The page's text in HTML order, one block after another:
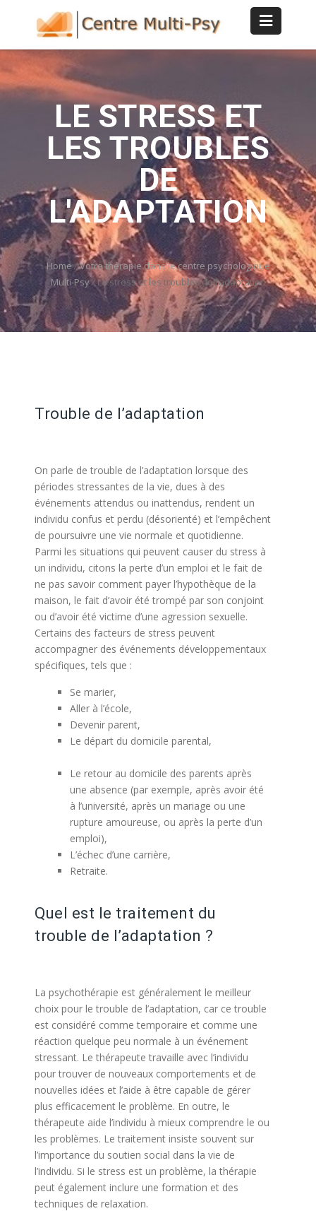
LE STRESS ET
LES TROUBLES
DE
L'ADAPTATION
Home/Votre thérapie dans le centre psychologique
Multi-Psy/Le stress et les troubles de l’adaptation
Trouble de l’adaptation
On parle de trouble de l’adaptation lorsque des
périodes stressantes de la vie, dues à des
événements attendus ou inattendus, rendent un
individu confus et perdu (désorienté) et l’empêchent
de poursuivre une vie normale et quotidienne.
Parmi les situations qui peuvent causer du stress à
un individu, citons la perte d’un emploi et le fait de
ne pas savoir comment payer l’hypothèque de la
maison, le fait d’avoir été trompé par son conjoint
ou d’avoir été victime d’une agression sexuelle.
Certains des facteurs de stress peuvent
accompagner des événements développementaux
spécifiques, tels que :
Se marier,
Aller à l’école,
Devenir parent,
Le départ du domicile parental,
Le retour au domicile des parents après
une absence (par exemple, après avoir été
à l’université, après un mariage ou une
rupture amoureuse, ou après la perte d’un
emploi),
L’échec d’une carrière,
Retraite.
Quel est le traitement du
trouble de l’adaptation ?
La psychothérapie est généralement le meilleur
choix pour le trouble de l’adaptation, car ce trouble
est considéré comme temporaire et comme une
réaction quelque peu normale à un événement
stressant. Le thérapeute travaille avec l’individu
pour trouver de nouveaux comportements et de
nouvelles idées et l’aide à être capable de gérer
plus efficacement le problème. En outre, le
thérapeute aide l’individu à mieux comprendre le ou
les problèmes. Le traitement insiste souvent sur
l’importance du soutien social dans la vie de
l’individu. Si le stress est un problème, la thérapie
peut également inclure une formation et des
techniques de relaxation.